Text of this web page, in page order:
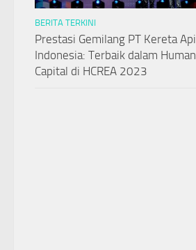
BERITA TERKINI
Prestasi Gemilang PT Kereta Api
Indonesia: Terbaik dalam Human
Capital di HCREA 2023